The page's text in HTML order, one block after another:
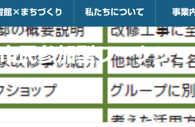
館×まちづくり 私たちについて 事業
民参加型ワークシ